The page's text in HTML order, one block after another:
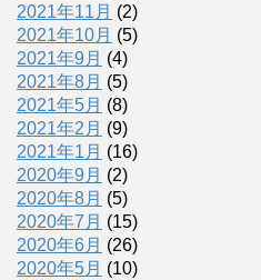
2021年11月 (2)
2021年10月 (5)
2021年9月 (4)
2021年8月 (5)
2021年5月 (8)
2021年2月 (9)
2021年1月 (16)
2020年9月 (2)
2020年8月 (5)
2020年7月 (15)
2020年6月 (26)
2020年5月 (10)